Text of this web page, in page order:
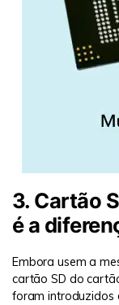
3. Cartão
é a
Embora usem a
cartão SD do
foram introduzidos